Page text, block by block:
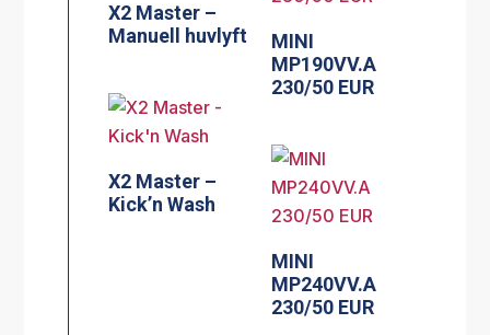
X2 Master –
Manuell huvlyft
MINI
MP190VV.A
230/50 EUR
X2 Master –
Kick’n Wash
MINI
MP240VV.A
230/50 EUR